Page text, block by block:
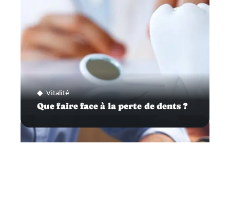
Vitalité
Que faire face à la perte de dents ?